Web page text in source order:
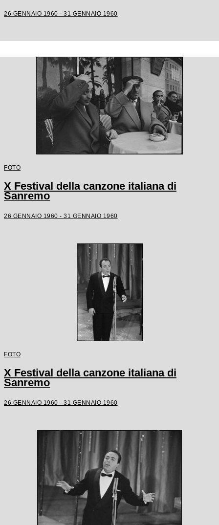
26 GENNAIO 1960 - 31 GENNAIO 1960
FOTO
X Festival della canzone italiana di
Sanremo
26 GENNAIO 1960 - 31 GENNAIO 1960
FOTO
X Festival della canzone italiana di
Sanremo
26 GENNAIO 1960 - 31 GENNAIO 1960